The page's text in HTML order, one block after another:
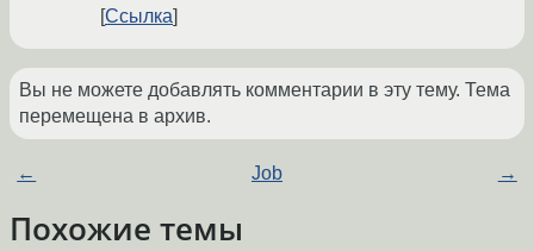
Ссылка
Вы не можете добавлять комментарии в эту тему. Тема
перемещена в архив.
← Job →
Похожие темы